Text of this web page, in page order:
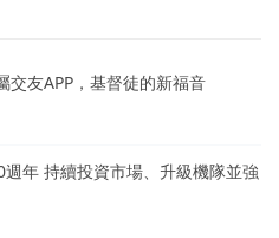
交友APP，基督徒的新福音
年 持續投資市場、升級機隊並強